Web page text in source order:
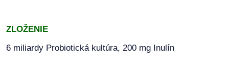
ZLOŽENIE
6 miliardy Probiotická kultúra, 200 mg Inulín